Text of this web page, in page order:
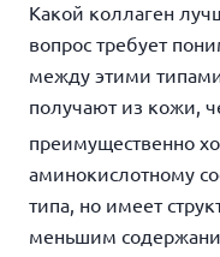
Какой коллаген
вопрос требует
между этими
получают из кожи,
преимущественно
аминокислотному
типа, но имеет
меньшим